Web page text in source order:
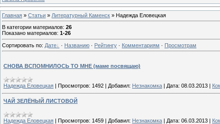
Главная » Статьи » Литературный Каменск » Надежда Еловецкая
В категории материалов: 26
Показано материалов: 1-26
Сортировать по: Дате · Названию · Рейтингу · Комментариям · Просмотрам
СНОВА ВСПОМНИЛОСЬ ТО МНЕ (маме посвящаю)
Надежда Еловецкая Просмотров: 1492 Добавил: Незнакомка Дата: 08.03.2013
ЧАЙ ЗЕЛЁНЫЙ ЛИСТОВОЙ
Надежда Еловецкая | Просмотров: 1459 | Добавил: Незнакомка | Дата: 06.03.2013 |